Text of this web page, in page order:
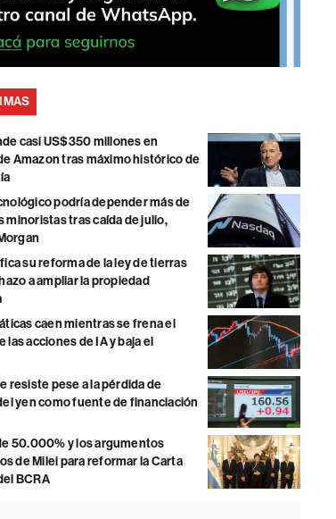
casi US$350 millones en
Amazon tras máximo histórico de
podría depender más de
minoristas tras caída de julio,
su reforma de la ley de tierras
a ampliar la propiedad
caen mientras se frena el
las acciones de IA y baja el
resiste pese a la pérdida de
yen como fuente de financiación
50.000% y los argumentos
de Milei para reformar la Carta
BCRA